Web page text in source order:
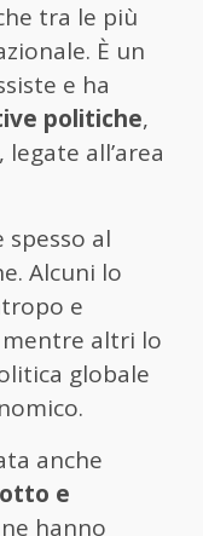
tra le più
È un
e ha
politiche,
all’area
al
Alcuni lo
e
altri lo
globale
anche
e
hanno